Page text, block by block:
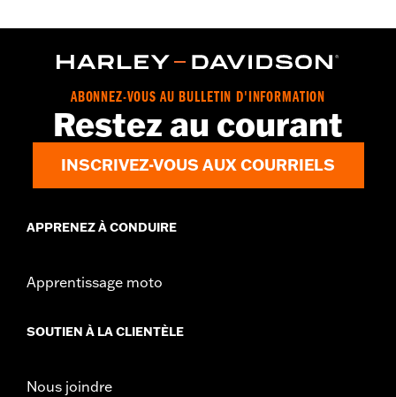
ABONNEZ-VOUS AU BULLETIN D'INFORMATION
Restez au courant
INSCRIVEZ-VOUS AUX COURRIELS
APPRENEZ À CONDUIRE
Apprentissage moto
SOUTIEN À LA CLIENTÈLE
Nous joindre